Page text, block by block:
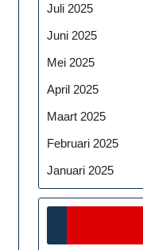
Juli 2025
Juni 2025
Mei 2025
April 2025
Maart 2025
Februari 2025
Januari 2025